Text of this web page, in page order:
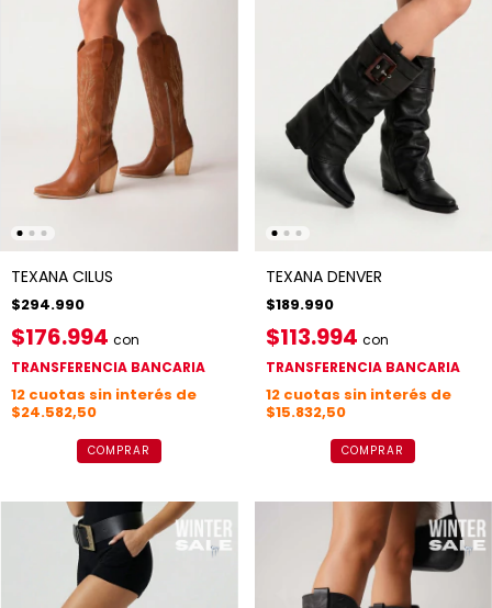
TEXANA CILUS
$294.990
$176.994 con
TRANSFERENCIA BANCARIA
12 cuotas sin interés de
$24.582,50
COMPRAR
TEXANA DENVER
$189.990
$113.994 con
TRANSFERENCIA BANCARIA
12 cuotas sin interés de
$15.832,50
COMPRAR